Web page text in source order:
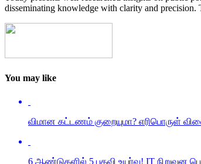
disseminating knowledge with clarity and precision.
You may like
விமான கட்டணம் குறையுமா? எரிபொருள்
6 ஆண்டுகளில் 5 பதவி உயர்வு! IT நிறுவன